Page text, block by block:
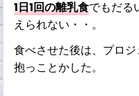
1日1回の離乳食でもだる
えられない・・。
食べさせた後は、プロ
抱っことかした。